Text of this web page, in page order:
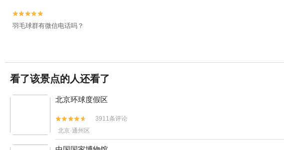


羽毛球群有微信电话吗？
看了该景点的人还看了
北京环球度假区


3911条评论
北京·通州区